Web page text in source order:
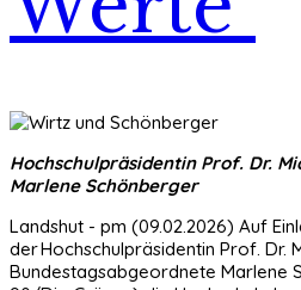
Hochschulpräsidentin Prof. Dr.
Marlene Schönberger
Landshut - pm (09.02.2026) Auf
der Hochschulpräsidentin Prof. Dr.
Bundestagsabgeordnete Marlene